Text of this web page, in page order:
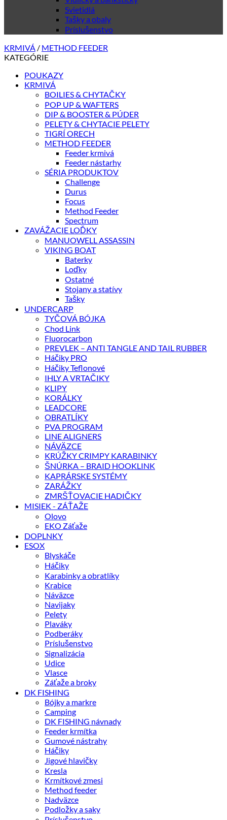
Svietidlá
Tašky a obaly
Príslušenstvo
KRMIVÁ / METHOD FEEDER
KATEGÓRIE
POUKAZY
KRMIVÁ
BOILIES & CHYTAČKY
POP UP & WAFTERS
DIP & BOOSTER & PÚDER
PELETY & CHYTACIE PELETY
TIGRÍ ORECH
METHOD FEEDER
Feeder krmivá
Feeder nástarhy
SÉRIA PRODUKTOV
Challenge
Durus
Focus
Method Feeder
Spectrum
ZAVÁŽACIE LOĎKY
MANUOWELL ASSASSIN
VIKING BOAT
Baterky
Loďky
Ostatné
Stojany a statívy
Tašky
UNDERCARP
TYČOVÁ BÓJKA
Chod Link
Fluorocarbon
PREVLEK – ANTI TANGLE AND TAIL RUBBER
Háčiky PRO
Háčiky Teflonové
IHLY A VRTAČIKY
KLIPY
KORÁLKY
LEADCORE
OBRATLÍKY
PVA PROGRAM
LINE ALIGNERS
NÁVÄZCE
KRÚŽKY CRIMPY KARABINKY
ŠNÚRKA – BRAID HOOKLINK
KAPRÁRSKE SYSTÉMY
ZARÁŽKY
ZMRŠŤOVACIE HADIČKY
MISIEK - ZÁŤAŽE
Olovo
EKO Záťaže
DOPLNKY
ESOX
Blyskáče
Háčiky
Karabinky a obratlíky
Krabice
Náväzce
Navijaky
Pelety
Plaváky
Podberáky
Príslušenstvo
Signalizácia
Udice
Vlasce
Záťaže a broky
DK FISHING
Bójky a markre
Camping
DK FISHING návnady
Feeder krmítka
Gumové nástrahy
Háčiky
Jigové hlavičky
Kresla
Krmítkové zmesi
Method feeder
Nadväzce
Podložky a saky